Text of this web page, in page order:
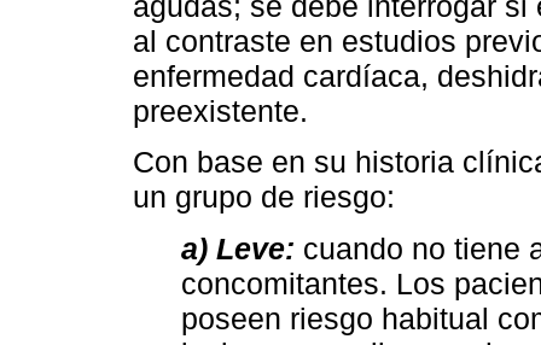
al contraste en estudios
enfermedad cardíaca,
preexistente.
Con base en su historia
un grupo de riesgo:
a) Leve: cuando no tiene
concomitantes. Los
poseen riesgo habitual